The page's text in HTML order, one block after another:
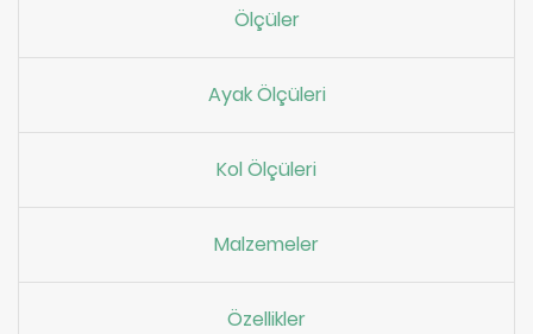
Ölçüler
Ayak Ölçüleri
Kol Ölçüleri
Malzemeler
Özellikler